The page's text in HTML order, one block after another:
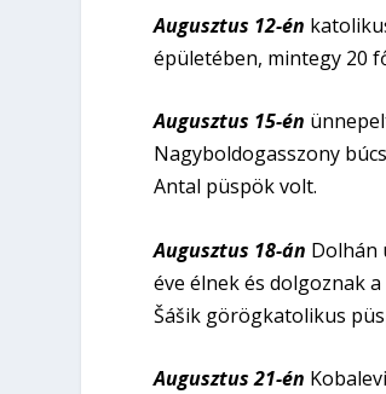
Augusztus 12-én
épületében, mintegy 20
Augusztus 15-én
Nagyboldogasszony
Antal püspök volt.
Augusztus 18-án Dolhán
éve élnek és dolgoznak
Šášik görögkatolikus
Augusztus 21-én